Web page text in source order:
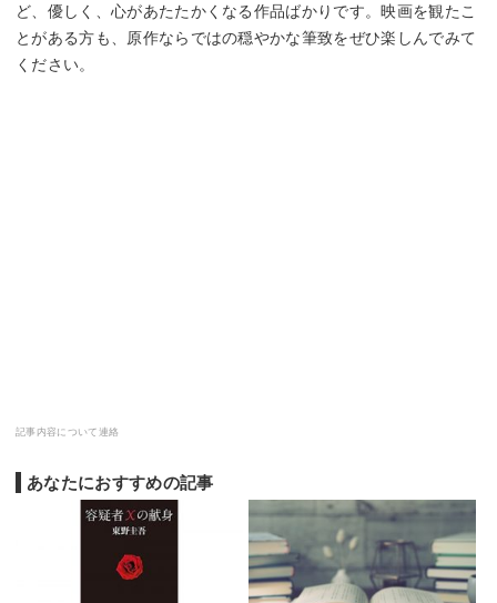
ど、優しく、心があたたかくなる作品ばかりです。映画を観たこ
とがある方も、原作ならではの穏やかな筆致をぜひ楽しんでみて
ください。
記事内容について連絡
あなたにおすすめの記事